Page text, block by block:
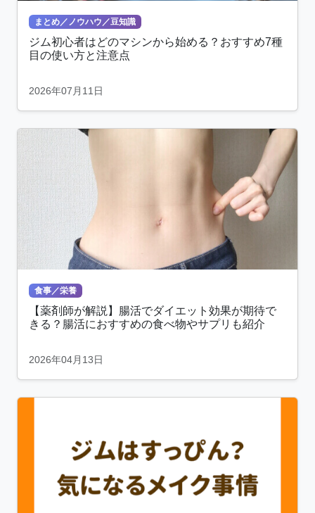
まとめ／ノウハウ／豆知識
ジム初心者はどのマシンから始める？おすすめ7種
目の使い方と注意点
2026年07月11日
食事／栄養
【薬剤師が解説】腸活でダイエット効果が期待で
きる？腸活におすすめの食べ物やサプリも紹介
2026年04月13日